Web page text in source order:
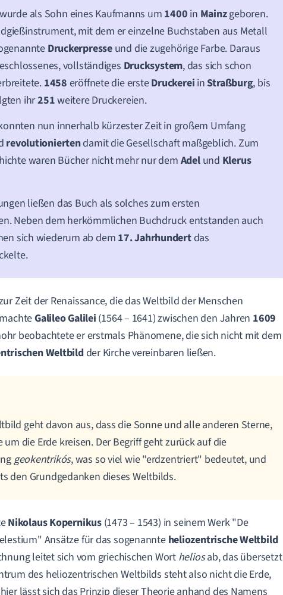
wurde als Sohn eines Kaufmanns um 1400 in Mainzgeboren.
mit dem er einzelne Buchstaben aus Metall
Druckerpresse und die zugehörige Farbe. Daraus
vollständiges Drucksystem, das sich schon
1458 eröffnete die ersteDruckerei inStraßburg, bis
ihr251weitere Druckereien.
nun innerhalb kürzester Zeit in großem Umfang
revolutioniertendamit die Gesellschaft maßgeblich. Zum
waren Bücher nicht mehr nur dem Adel und Klerus
ließen das Buch als solches zum ersten
Neben dem herkömmlichen Buchdruck entstanden auch
sich wiederum ab dem 17. Jahrhundertdas
Zeit der Renaissance, die das Weltbild der Menschen
Galileo Galilei (1564 – 1641) zwischen den Jahren 1609
beobachtete er erstmals Phänomene, die sich nicht mit dem
Weltbildder Kirche vereinbaren ließen.
geht davon aus, dass die Sonne und alle anderen Sterne,
die Erde kreisen. Der Begriff geht zurück auf die
geokentrikós, was so viel wie "erdzentriert" bedeutet, und
den Grundgedanken dieses Weltbilds.
Nikolaus Kopernikus(1473 – 1543) in seinem Werk "De
Ansätze für das sogenannteheliozentrische Weltbild
leitet sich vom griechischen Wort heliosab, das übersetzt
des heliozentrischen Weltbilds steht also nicht die Erde,
lässt sich das Prinzip dieser Theorie anhand des Namens